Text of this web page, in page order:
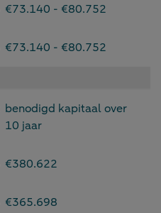
€73.140 - €80.752
€73.140 - €80.752
benodigd kapitaal over
10 jaar
€380.622
€365.698